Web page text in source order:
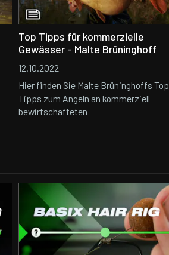
Top Tipps für kommerzielle
Gewässer - Malte Brüninghoff
12.10.2022
Hier finden Sie Malte Brüninghoffs Top
Tipps zum Angeln an kommerziell
bewirtschafteten